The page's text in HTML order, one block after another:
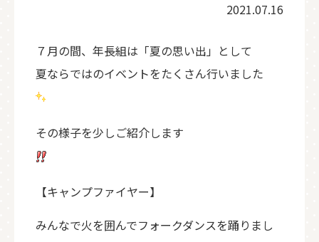
2021.07.16
７月の間、年長組は「夏の思い出」として
夏ならではのイベントをたくさん行いました
その様子を少しご紹介します
【キャンプファイヤー】
みんなで火を囲んでフォークダンスを踊りまし